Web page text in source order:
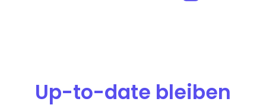
Up-to-date bleiben